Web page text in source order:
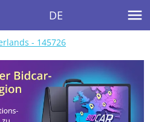
DE
- 145726